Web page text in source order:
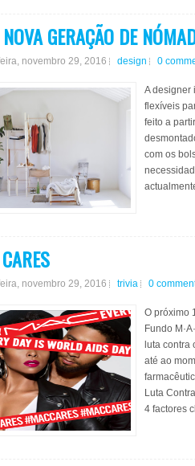
GERAÇÃO DE
novembro 29, 2016 design 0
A designer
flexíveis
feito a
com os
novembro 29, 2016 trivia 0
O próximo
Fundo
luta contra
até ao
Luta
4 factores